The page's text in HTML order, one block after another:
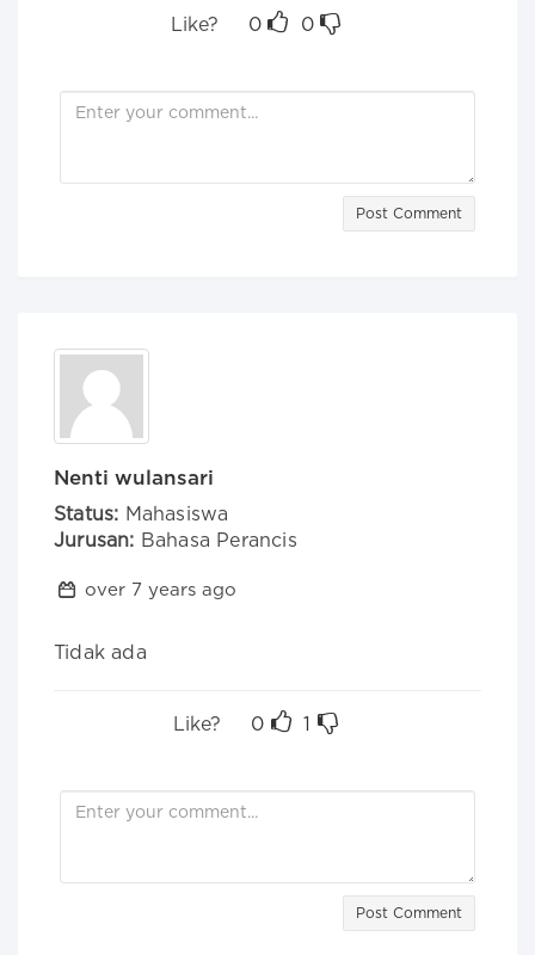
Like? 0 0
Post Comment
Nenti wulansari
Status: Mahasiswa
Jurusan: Bahasa Perancis
over 7 years ago
Tidak ada
Like? 0 1
Post Comment